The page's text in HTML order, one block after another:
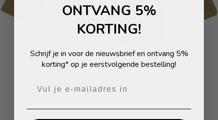
ONTVANG 5%
KORTING!
Schrijf je in voor de nieuwsbrief en ontvang 5%
korting* op je eerstvolgende bestelling!